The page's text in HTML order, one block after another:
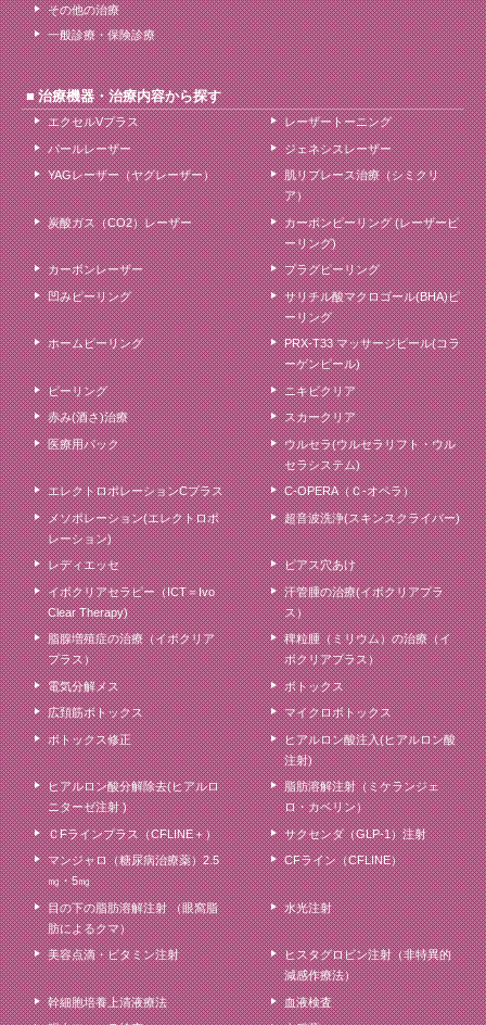
その他の治療
一般診療・保険診療
治療機器・治療内容から探す
エクセルVプラス レーザートーニング
パールレーザー ジェネシスレーザー
YAGレーザー（ヤグレーザー）
肌リプレース治療（シミクリ
ア）
炭酸ガス（CO2）レーザー
カーボンピーリング (レーザーピ
ーリング)
カーボンレーザー プラグピーリング
凹みピーリング
サリチル酸マクロゴール(BHA)ピ
ーリング
ホームピーリング
PRX-T33 マッサージピール(コラ
ーゲンピール)
ピーリング ニキビクリア
赤み(酒さ)治療 スカークリア
医療用パック
ウルセラ(ウルセラリフト・ウル
セラシステム)
エレクトロポレーションCプラス C-OPERA（Ｃ-オペラ）
メソポレーション(エレクトロポ
レーション)
超音波洗浄(スキンスクライバー)
レディエッセ ピアス穴あけ
イボクリアセラピー（ICT＝Ivo
Clear Therapy)
汗管腫の治療(イボクリアプラ
ス）
脂腺増殖症の治療（イボクリア
プラス）
稗粒腫（ミリウム）の治療（イ
ボクリアプラス）
電気分解メス ボトックス
広頚筋ボトックス マイクロボトックス
ボトックス修正
ヒアルロン酸注入(ヒアルロン酸
注射)
ヒアルロン酸分解除去(ヒアルロ
ニターゼ注射 )
脂肪溶解注射（ミケランジェ
ロ・カベリン）
ＣFラインプラス（CFLINE＋） サクセンダ（GLP-1）注射
マンジャロ（糖尿病治療薬）2.5
㎎・5㎎
CFライン（CFLINE）
目の下の脂肪溶解注射 （眼窩脂
肪によるクマ）
水光注射
美容点滴・ビタミン注射
ヒスタグロビン注射（非特異的
減感作療法）
幹細胞培養上清液療法 血液検査